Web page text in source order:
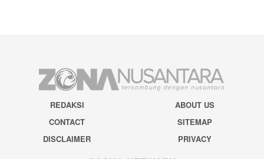
REDAKSI
ABOUT US
CONTACT
SITEMAP
DISCLAIMER
PRIVACY